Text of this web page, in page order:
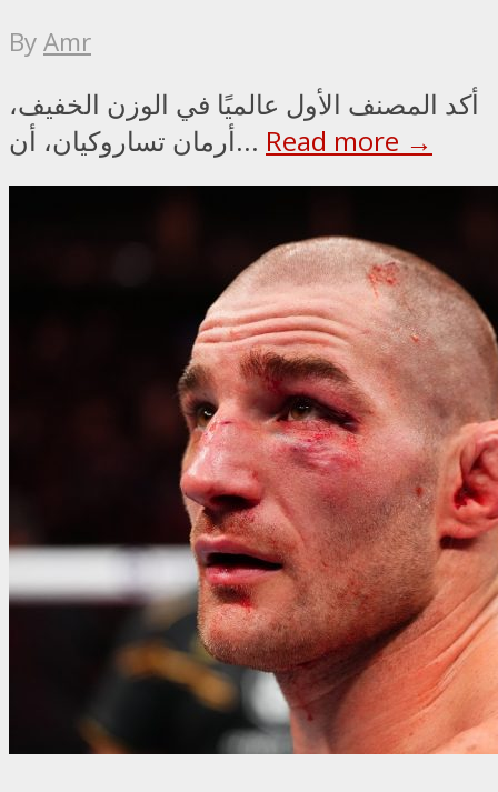
ByAmr
أكد المصنف الأول عالميًا في الوزن الخفيف،
أرمان تساروكيان، أن... Read more →